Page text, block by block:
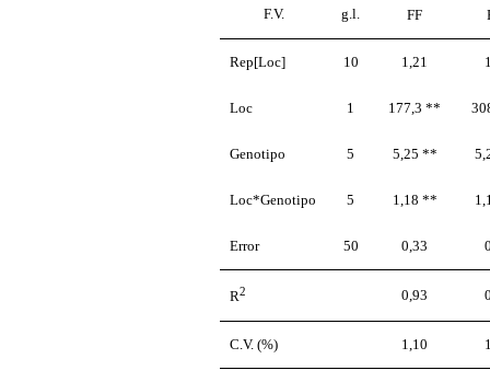
F.V. g.l. FF
Rep[Loc] 10 1,21
Loc 1 177,3 **
Genotipo 5 5,25 **
Loc*Genotipo 5 1,18 **
Error 50 0,33
R2 0,93
C.V. (%) 1,10